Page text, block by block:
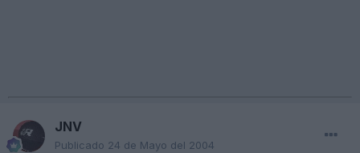
JNV
Publicado 24 de Mayo del 2004